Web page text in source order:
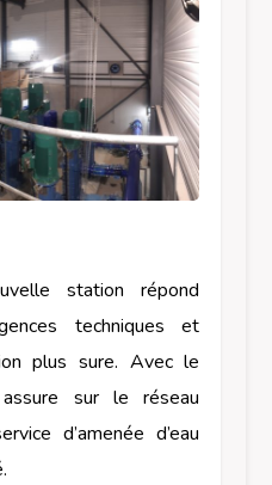
station répond
techniques et
plus sure. Avec le
assure sur le réseau
d’amenée d’eau